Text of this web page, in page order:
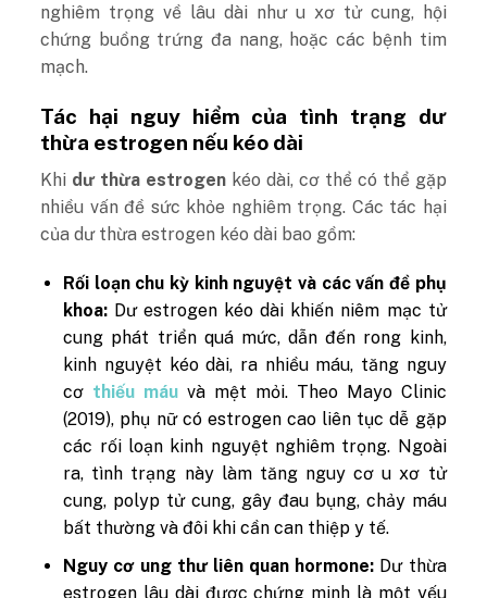
nghiêm trọng về lâu dài như u xơ tử cung, hội
chứng buồng trứng đa nang, hoặc các bệnh tim
mạch.
Tác hại nguy hiểm của tình trạng dư
thừa estrogen nếu kéo dài
Khi dư thừa estrogen kéo dài, cơ thể có thể gặp
nhiều vấn đề sức khỏe nghiêm trọng. Các tác hại
của dư thừa estrogen kéo dài bao gồm:
Rối loạn chu kỳ kinh nguyệt và các vấn đề phụ
khoa: Dư estrogen kéo dài khiến niêm mạc tử
cung phát triển quá mức, dẫn đến rong kinh,
kinh nguyệt kéo dài, ra nhiều máu, tăng nguy
cơ thiếu máu và mệt mỏi. Theo Mayo Clinic
(2019), phụ nữ có estrogen cao liên tục dễ gặp
các rối loạn kinh nguyệt nghiêm trọng. Ngoài
ra, tình trạng này làm tăng nguy cơ u xơ tử
cung, polyp tử cung, gây đau bụng, chảy máu
bất thường và đôi khi cần can thiệp y tế.
Nguy cơ ung thư liên quan hormone: Dư thừa
estrogen lâu dài được chứng minh là một yếu